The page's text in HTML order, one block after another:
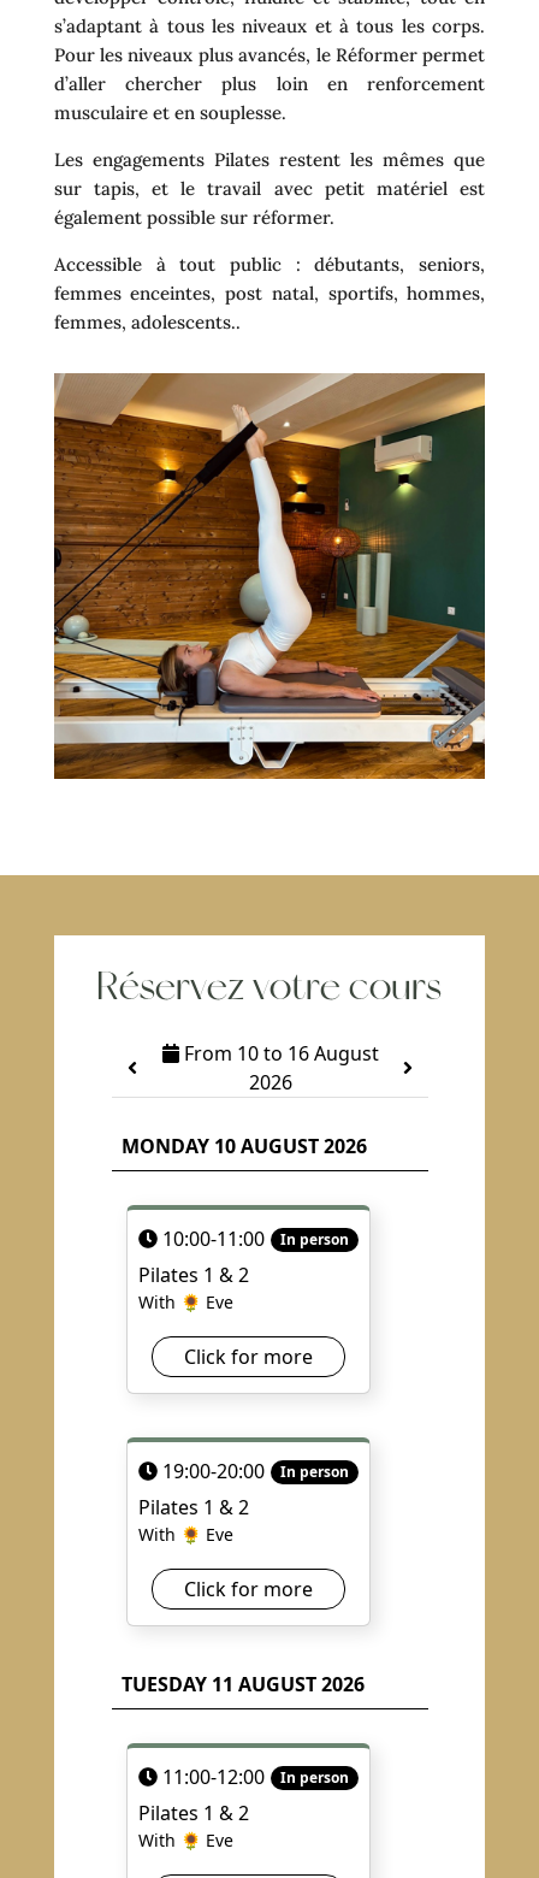
s’adaptant à tous les niveaux et à tous les corps.
Pour les niveaux plus avancés, le Réformer permet
d’aller chercher plus loin en renforcement
musculaire et en souplesse.
Les engagements Pilates restent les mêmes que
sur tapis, et le travail avec petit matériel est
également possible sur réformer.
Accessible à tout public : débutants, seniors,
femmes enceintes, post natal, sportifs, hommes,
femmes, adolescents..
Réservez votre cours